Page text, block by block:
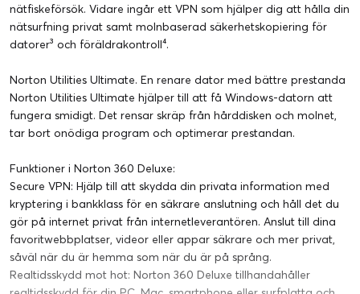
nätfiskeförsök. Vidare ingår ett VPN som hjälper dig att hålla din
nätsurfning privat samt molnbaserad säkerhetskopiering för
datorer³ och föräldrakontroll⁴.
Norton Utilities Ultimate. En renare dator med bättre prestanda
Norton Utilities Ultimate hjälper till att få Windows-datorn att
fungera smidigt. Det rensar skräp från hårddisken och molnet,
tar bort onödiga program och optimerar prestandan.
Funktioner i Norton 360 Deluxe:
Secure VPN: Hjälp till att skydda din privata information med
kryptering i bankklass för en säkrare anslutning och håll det du
gör på internet privat från internetleverantören. Anslut till dina
favoritwebbplatser, videor eller appar säkrare och mer privat,
såväl när du är hemma som när du är på språng.
Realtidsskydd mot hot: Norton 360 Deluxe tillhandahåller